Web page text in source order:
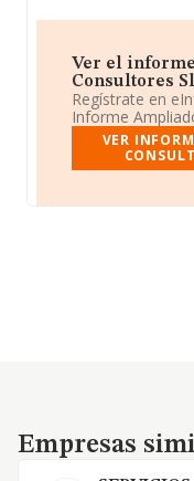
Ver el
Consultores
Regístrate en
Informe
VER
Empresas similares
Empresas